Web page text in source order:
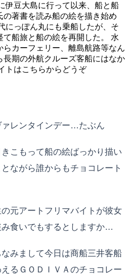
伊豆大島に行って以来、船と船
著書を読み船の絵を描き始め
にっぽん丸にも乗船したが、そ
船旅と船の絵を再開した。 水
カーフェリー、離島航路等なん
期の外航クルーズ客船にはなか
トはこちらからどうぞ
レンタインデー…たぶん
こもって船の絵ばっかり描い
ながら誰からもチョコレート
元アートフリマバイトが彼女
食いでもするとしますか…
みまして今日は商船三井客船
るＧＯＤＩＶＡのチョコレー